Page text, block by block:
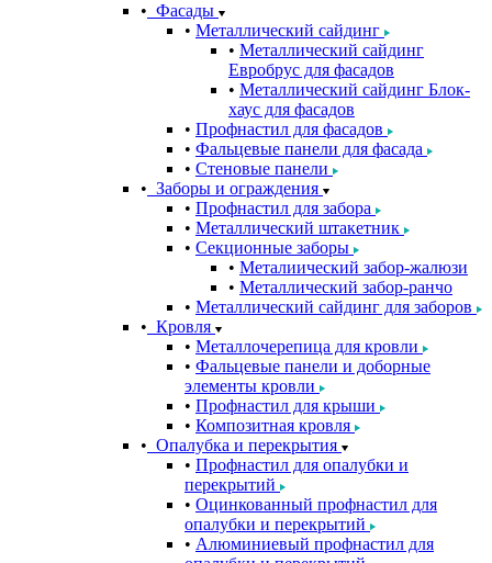
Фасады
Металлический сайдинг
Металлический сайдинг
Евробрус для фасадов
Металлический сайдинг Блок-
хаус для фасадов
Профнастил для фасадов
Фальцевые панели для фасада
Стеновые панели
Заборы и ограждения
Профнастил для забора
Металлический штакетник
Секционные заборы
Металиический забор-жалюзи
Металлический забор-ранчо
Металлический сайдинг для заборов
Кровля
Металлочерепица для кровли
Фальцевые панели и доборные
элементы кровли
Профнастил для крыши
Композитная кровля
Опалубка и перекрытия
Профнастил для опалубки и
перекрытий
Оцинкованный профнастил для
опалубки и перекрытий
Алюминиевый профнастил для